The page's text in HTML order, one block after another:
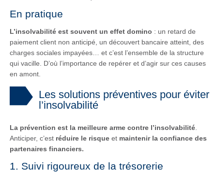
En pratique
L’insolvabilité est souvent un effet domino : un retard de
paiement client non anticipé, un découvert bancaire atteint, des
charges sociales impayées… et c’est l’ensemble de la structure
qui vacille. D’où l’importance de repérer et d’agir sur ces causes
en amont.
Les solutions préventives pour éviter
l’insolvabilité
La prévention est la meilleure arme contre l’insolvabilité
Anticiper, c’est réduire le risque et maintenir la confiance des
partenaires financiers.
1. Suivi rigoureux de la trésorerie